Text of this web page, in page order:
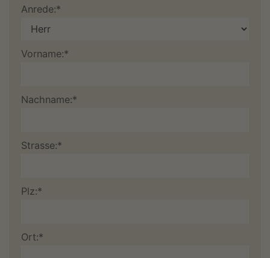
Anrede:*
Vorname:*
Nachname:*
Strasse:*
Plz:*
Ort:*